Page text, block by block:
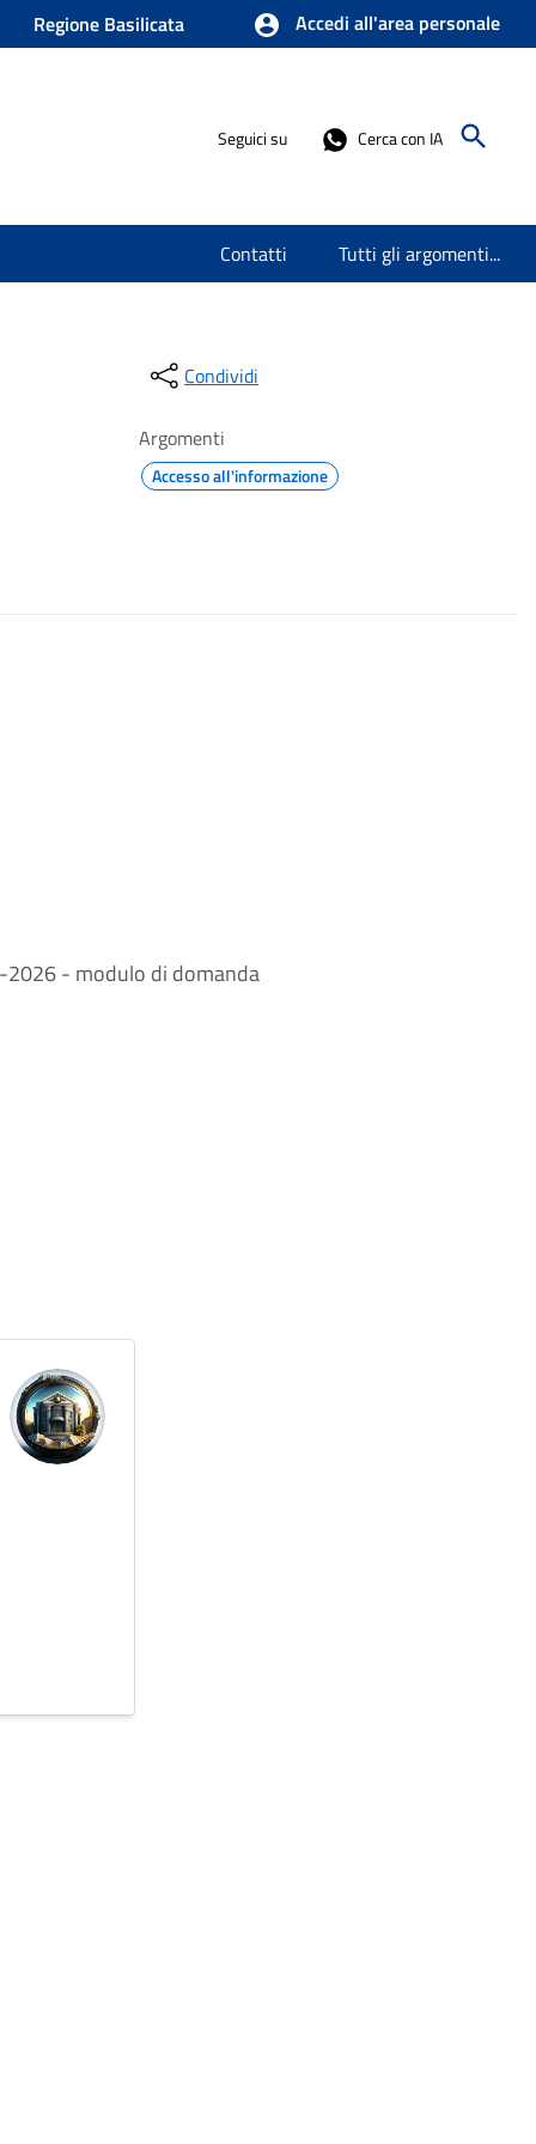
Regione Basilicata Accedi all'area personale
Seguici su Cerca con IA
Contatti Tutti gli argomenti...
Condividi
Argomenti
Accesso all'informazione
2026 - modulo di domanda